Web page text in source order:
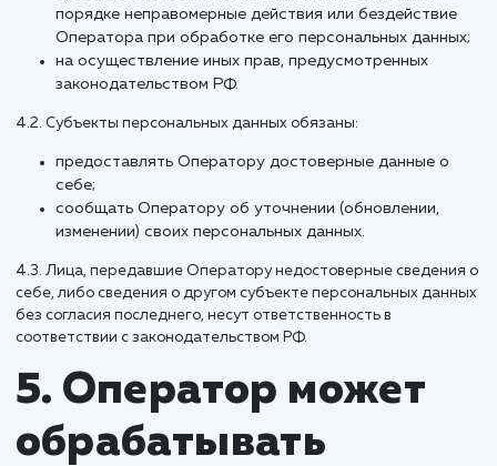
предоставляются субъекту персональных данных
Оператором в доступной форме, и в них не
содержаться персональные данные, относящиеся
другим субъектам персональных данных, за
исключением случаев, когда имеются законные
Перечень информации и порядок ее получения
установлен Законом о персональных данных;
требовать от оператора уточнения его
если персональные данные являются неполными,
устаревшими, неточными, незаконно полученными
не являются необходимыми для заявленной цели
законом меры по защите своих прав;
выдвигать условие предварительного согласия
обработке персональных данных в целях
на рынке товаров, работ и услуг;